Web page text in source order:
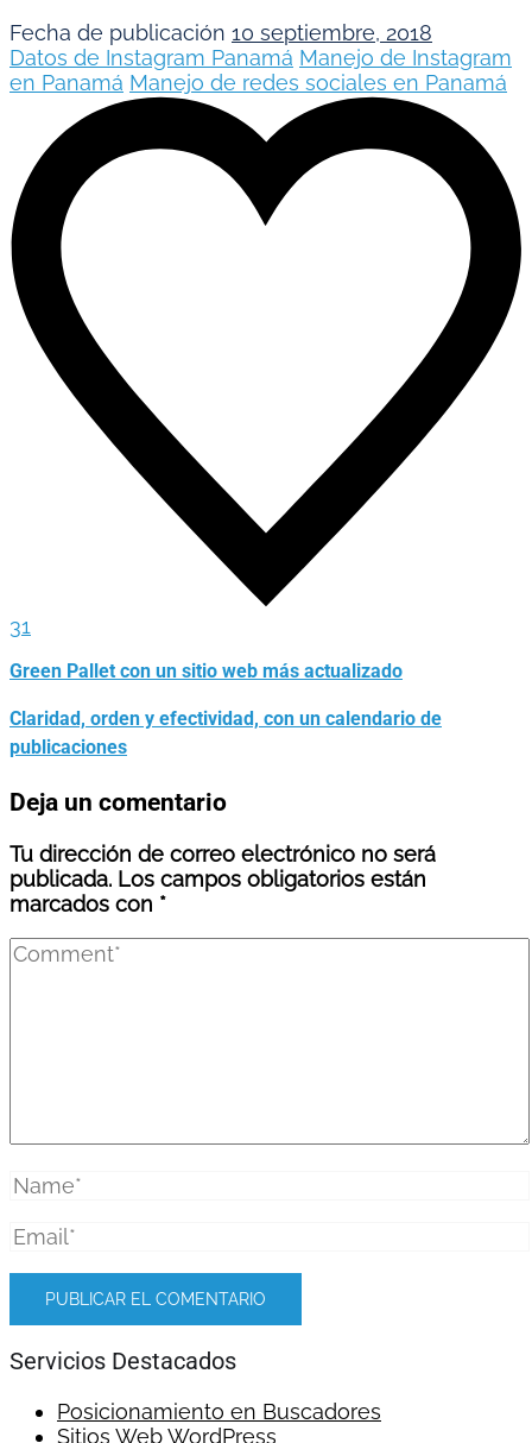
Fecha de publicación 10 septiembre, 2018
Datos de Instagram Panamá Manejo de Instagram
en Panamá Manejo de redes sociales en Panamá
31
Green Pallet con un sitio web más actualizado
Claridad, orden y efectividad, con un calendario de
publicaciones
Deja un comentario
Tu dirección de correo electrónico no será
publicada. Los campos obligatorios están
marcados con *
Servicios Destacados
Posicionamiento en Buscadores
Sitios Web WordPress